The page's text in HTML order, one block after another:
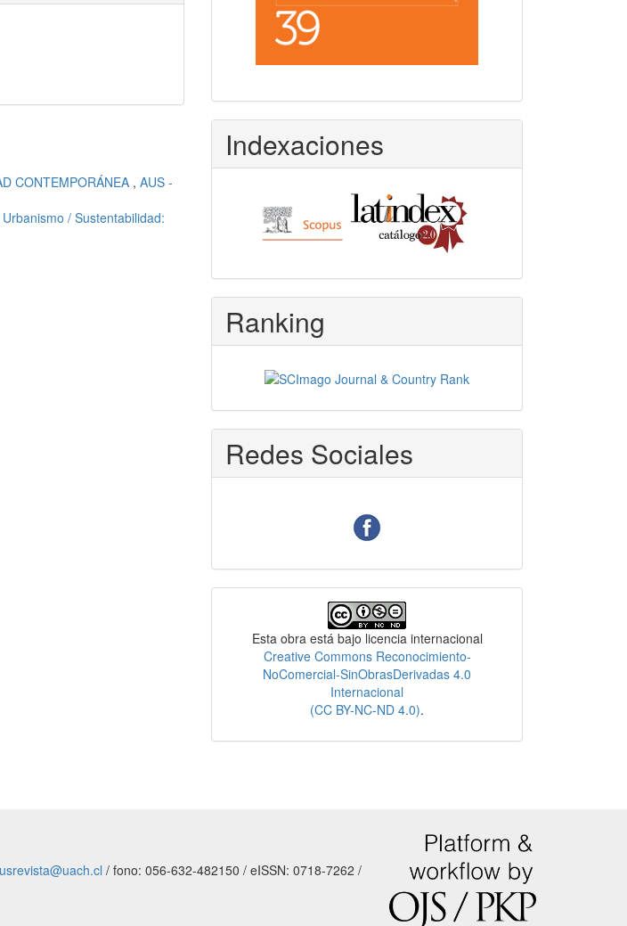
CONTEMPORÁNEA , AUS -
/ Sustentabilidad:
Indexaciones
Ranking
Redes Sociales
Esta obra está bajo licencia internacional
Creative Commons Reconocimiento-
NoComercial-SinObrasDerivadas 4.0
Internacional
(CC BY-NC-ND 4.0).
/ fono: 056-632-482150 / eISSN: 0718-7262 /